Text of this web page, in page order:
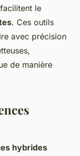
le
. Ces outils
avec précision
de manière
hybrides